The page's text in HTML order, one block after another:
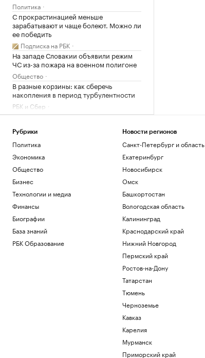
Политика
С прокрастинацией меньше
зарабатывают и чаще болеют. Можно ли
ее победить
Подписка на РБК
На западе Словакии объявили режим
ЧС из-за пожара на военном полигоне
Общество
В разные корзины: как сберечь
накопления в период турбулентности
РБК и Сбер
В Белгороде повреждены около 30
дронов
Политика
Как за 6 недель настроить свой мозг на
Подписка на РБК
«Смерть Голливуда». Кто и как срывает
слияние Paramount и Warner
Технологии и медиа
Часть Одессы осталась без
электроснабжения
Общество
На саудовском НПЗ после удара
Рубрики
Политика
Экономика
Общество
Бизнес
Технологии и медиа
Финансы
Биографии
База знаний
РБК Образование
Новости регионов
Санкт-Петербург и область
Екатеринбург
Новосибирск
Омск
Башкортостан
Вологодская область
Калининград
Краснодарский край
Нижний Новгород
Пермский край
Ростов-на-Дону
Татарстан
Тюмень
Черноземье
Кавказ
Карелия
Мурманск
Приморский край